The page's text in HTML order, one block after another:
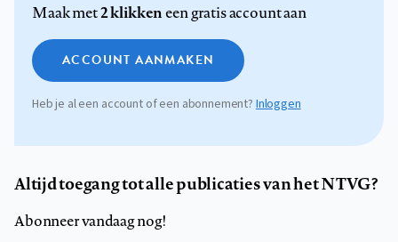
Maak met2 klikkeneen gratis account aan
ACCOUNT AANMAKEN
Heb je al een account of een abonnement? Inloggen
Altijd toegang tot alle publicaties van het NTVG?
Abonneer vandaag nog!